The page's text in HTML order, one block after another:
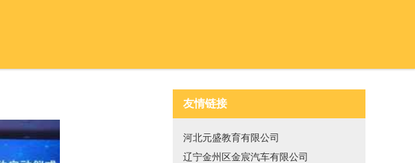
友情链接
河北元盛教育有限公司
辽宁金州区金宸汽车有限公司